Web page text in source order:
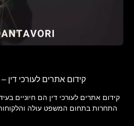
קידום אתרים לעורכי
קידום אתרים לעורכי דין הם חיוניים
התחרות בתחום המשפט עולה והלקוחות